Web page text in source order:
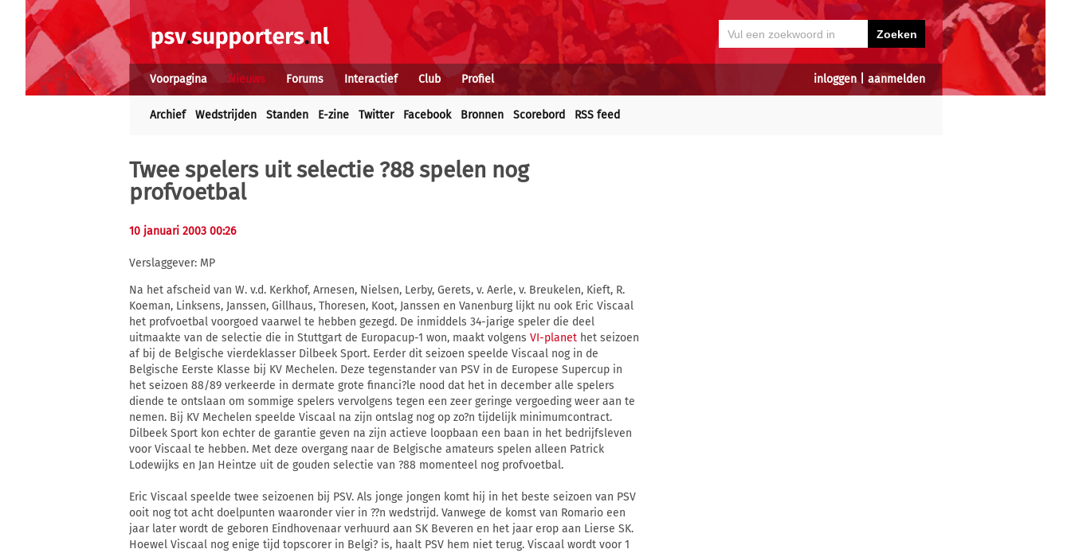
inloggen| aanmelden
Voorpagina Nieuws Forums Interactief Club Profiel
Archief Wedstrijden Standen E-zine Twitter Facebook Bronnen Scorebord RSS feed
Twee spelers uit selectie ?88 spelen nog
profvoetbal
10 januari 2003 00:26
Verslaggever: MP
Na het afscheid van W. v.d. Kerkhof, Arnesen, Nielsen, Lerby, Gerets, v. Aerle, v. Breukelen, Kieft, R.
Koeman, Linksens, Janssen, Gillhaus, Thoresen, Koot, Janssen en Vanenburg lijkt nu ook Eric Viscaal
het profvoetbal voorgoed vaarwel te hebben gezegd. De inmiddels 34-jarige speler die deel
uitmaakte van de selectie die in Stuttgart de Europacup-1 won, maakt volgens VI-planet het seizoen
af bij de Belgische vierdeklasser Dilbeek Sport. Eerder dit seizoen speelde Viscaal nog in de
Belgische Eerste Klasse bij KV Mechelen. Deze tegenstander van PSV in de Europese Supercup in
het seizoen 88/89 verkeerde in dermate grote financi?le nood dat het in december alle spelers
diende te ontslaan om sommige spelers vervolgens tegen een zeer geringe vergoeding weer aan te
nemen. Bij KV Mechelen speelde Viscaal na zijn ontslag nog op zo?n tijdelijk minimumcontract.
Dilbeek Sport kon echter de garantie geven na zijn actieve loopbaan een baan in het bedrijfsleven
voor Viscaal te hebben. Met deze overgang naar de Belgische amateurs spelen alleen Patrick
Lodewijks en Jan Heintze uit de gouden selectie van ?88 momenteel nog profvoetbal.
Eric Viscaal speelde twee seizoenen bij PSV. Als jonge jongen komt hij in het beste seizoen van PSV
ooit nog tot acht doelpunten waaronder vier in ??n wedstrijd. Vanwege de komst van Romario een
jaar later wordt de geboren Eindhovenaar verhuurd aan SK Beveren en het jaar erop aan Lierse SK.
Hoewel Viscaal nog enige tijd topscorer in Belgi? is, haalt PSV hem niet terug. Viscaal wordt voor 1